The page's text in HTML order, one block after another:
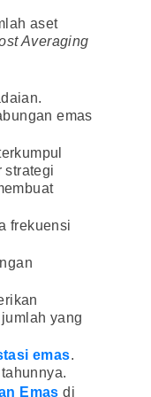
aset
Averaging
emas
strategi
frekuensi
yang
emas.
Emas di